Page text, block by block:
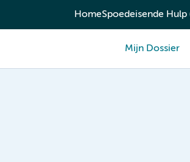
HomeSpoedeisende Hulp
Mijn Dossier